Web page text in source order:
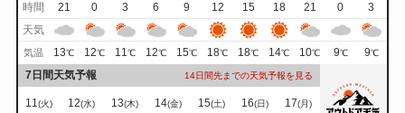
時間
21 0 3 6 9 12 15 18 21 0
3
天気
気温 13℃ 12℃ 11℃ 12℃ 15℃ 18℃ 18℃ 14℃ 10℃ 9℃ 9℃
7日間天気予報 14日間先までの天気予報を見る
11(火) 12(水) 13(木) 14(金) 15(土) 16(日) 17(月)